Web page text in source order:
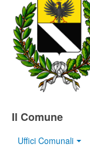
Il Comune
Uffici Comunali